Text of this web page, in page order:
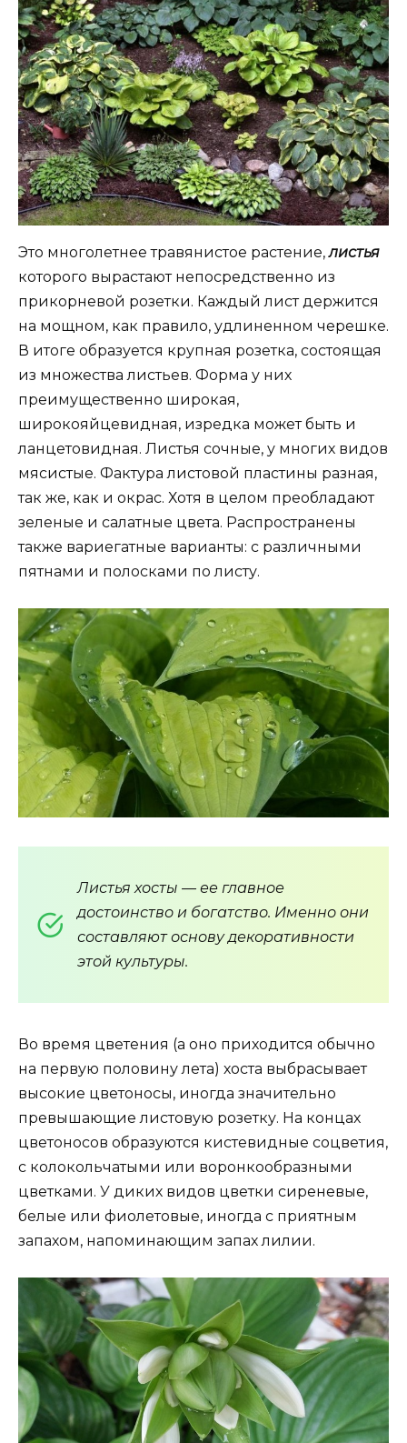
Это многолетнее травянистое растение,листья
которого вырастают непосредственно из
прикорневой розетки. Каждый лист держится
на мощном, как правило, удлиненном черешке.
В итоге образуется крупная розетка, состоящая
из множества листьев. Форма у них
преимущественно широкая,
широкояйцевидная, изредка может быть и
ланцетовидная. Листья сочные, у многих видов
мясистые. Фактура листовой пластины разная,
так же, как и окрас. Хотя в целом преобладают
зеленые и салатные цвета. Распространены
также вариегатные варианты: с различными
пятнами и полосками по листу.
Листья хосты — ее главное
достоинство и богатство. Именно они
составляют основу декоративности
этой культуры.
Во время цветения (а оно приходится обычно
на первую половину лета) хоста выбрасывает
высокие цветоносы, иногда значительно
превышающие листовую розетку. На концах
цветоносов образуются кистевидные соцветия,
с колокольчатыми или воронкообразными
цветками. У диких видов цветки сиреневые,
белые или фиолетовые, иногда с приятным
запахом, напоминающим запах лилии.